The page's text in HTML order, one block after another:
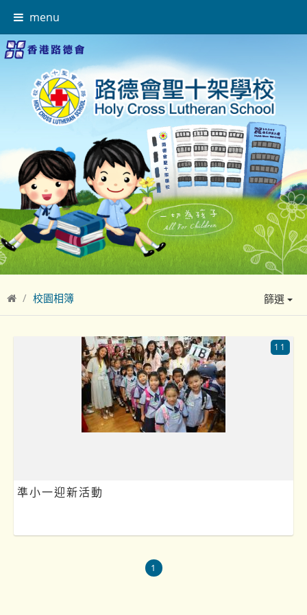
menu
校園相簿 篩選
準小一迎新活動
11
1